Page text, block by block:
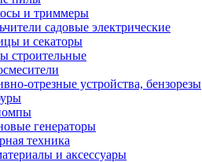
и триммеры
садовые электрические
и секаторы
строительные
отрезные устройства, бензорезы
генераторы
техника
и аксессуары